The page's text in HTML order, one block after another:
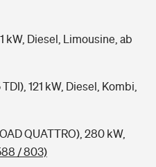
kW, Diesel, Limousine, ab
121 kW, Diesel, Kombi,
QUATTRO), 280 kW,
/ 803)